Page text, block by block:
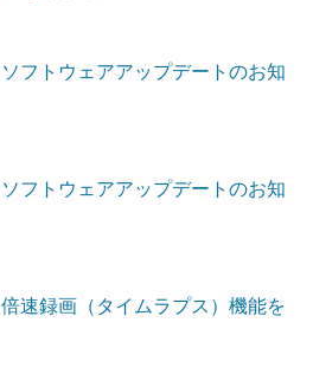
ソフトウェアアップデートのお知
ソフトウェアアップデートのお知
倍速録画（タイムラプス）機能を